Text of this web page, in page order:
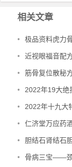
相关文章
• 极品资料虎力
• 近视眼福音配
• 筋骨复位散秘
• 2022年19大绝
• 2022年十九大
• 仁济堂万应药
• 胆结石肾结石
• 骨病三宝——颈